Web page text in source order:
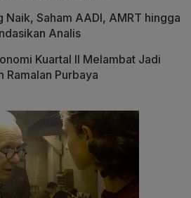
Naik, Saham AADI, AMRT hingga
Analis
Kuartal II Melambat Jadi
Ramalan Purbaya